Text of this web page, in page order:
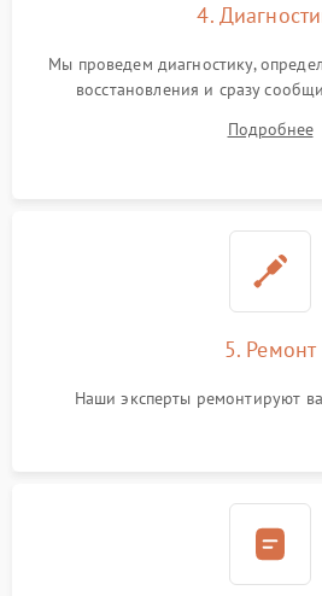
4.
Мы проведем диагностику,
восстановления и сразу
Подробнее
5. Ремонт
Наши эксперты ремонтируют